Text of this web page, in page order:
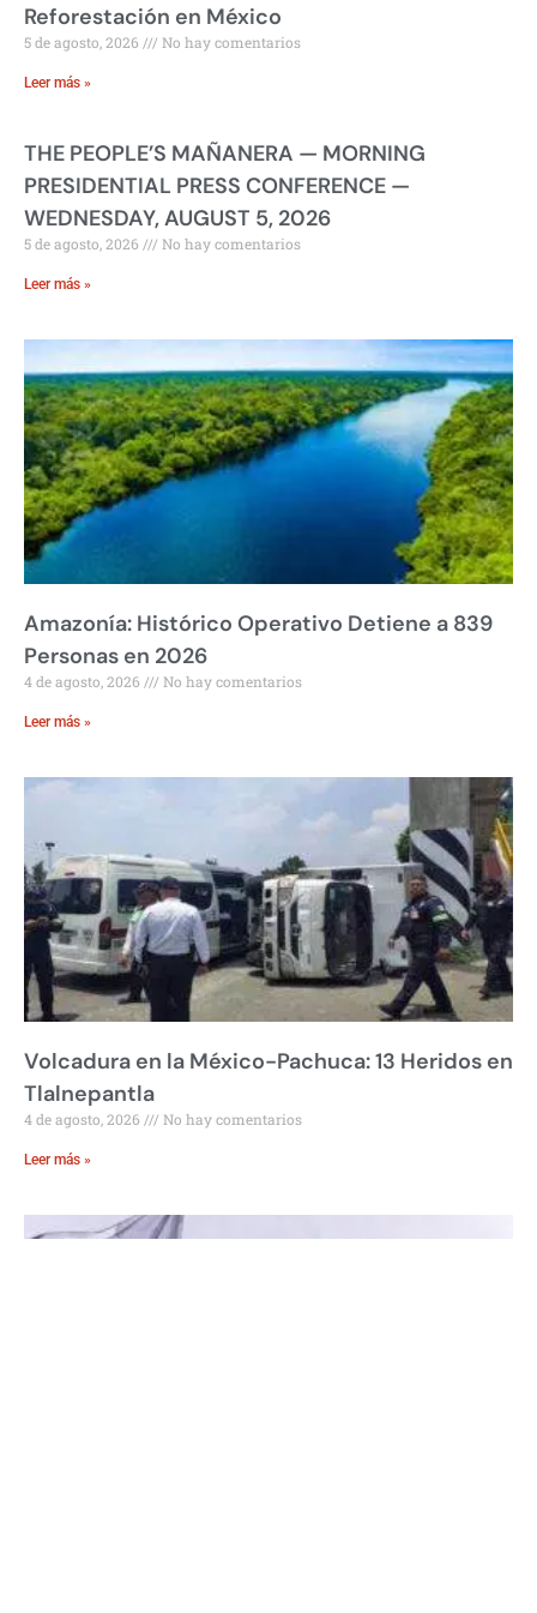
Reforestación en México
5 de agosto, 2026 No hay comentarios
Leer más »
THE PEOPLE’S MAÑANERA — MORNING
PRESIDENTIAL PRESS CONFERENCE —
WEDNESDAY, AUGUST 5, 2026
5 de agosto, 2026 No hay comentarios
Leer más »
Amazonía: Histórico Operativo Detiene a 839
Personas en 2026
4 de agosto, 2026 No hay comentarios
Leer más »
Volcadura en la México-Pachuca: 13 Heridos en
Tlalnepantla
4 de agosto, 2026 No hay comentarios
Leer más »